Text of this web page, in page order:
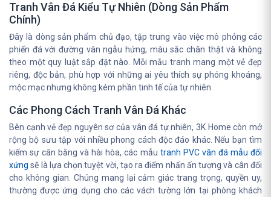
Tranh Vân Đá Kiểu Tự Nhiên (Dòng Sản Phẩm
Chính)
Đây là dòng sản phẩm chủ đạo, tập trung vào việc mô phỏng các
phiến đá với đường vân ngẫu hứng, màu sắc chân thật và không
theo một quy luật sắp đặt nào. Mỗi mẫu tranh mang một vẻ đẹp
riêng, độc bản, phù hợp với những ai yêu thích sự phóng khoáng,
mộc mạc nhưng không kém phần tinh tế của tự nhiên.
Các Phong Cách Tranh Vân Đá Khác
Bên cạnh vẻ đẹp nguyên sơ của vân đá tự nhiên, 3K Home còn mở
rộng bộ sưu tập với nhiều phong cách độc đáo khác. Nếu bạn tìm
kiếm sự cân bằng và hài hòa, các mẫu tranh PVC vân đá mẫu đối
xứng sẽ là lựa chọn tuyệt vời, tạo ra điểm nhấn ấn tượng và cân đối
cho không gian. Chúng mang lại cảm giác trang trọng, quyền uy,
thường được ứng dụng cho các vách tường lớn tại phòng khách